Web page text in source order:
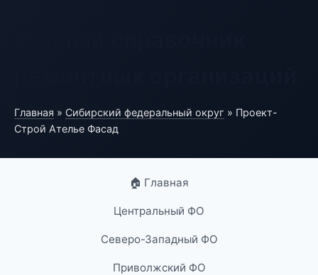
Главная » Сибирский федеральный округ » Проект-
Строй Ателье Фасад
🏠 Главная
Центральный ФО
Северо-Западный ФО
Приволжский ФО